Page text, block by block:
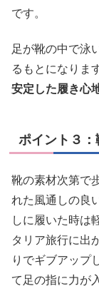
です。
足が靴の中で泳
るもとになりま
安定した履き心
ポイント３
靴の素材次第で
れた風通しの良
しに履いた時は
タリア旅行に出
りでギブアップ
て足の指に力が